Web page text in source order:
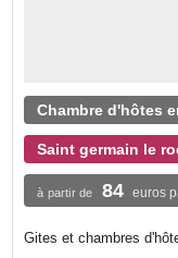
Chambre d'hôtes
Saint germain le
à partir de 84 euros
Gites et chambres